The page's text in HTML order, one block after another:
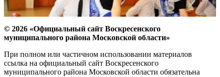
© 2026 «Официальный сайт Воскресенского
муниципального района Московской области»
При полном или частичном использовании материалов
ссылка на официальный сайт Воскресенского
муниципального района Московской области обязательна